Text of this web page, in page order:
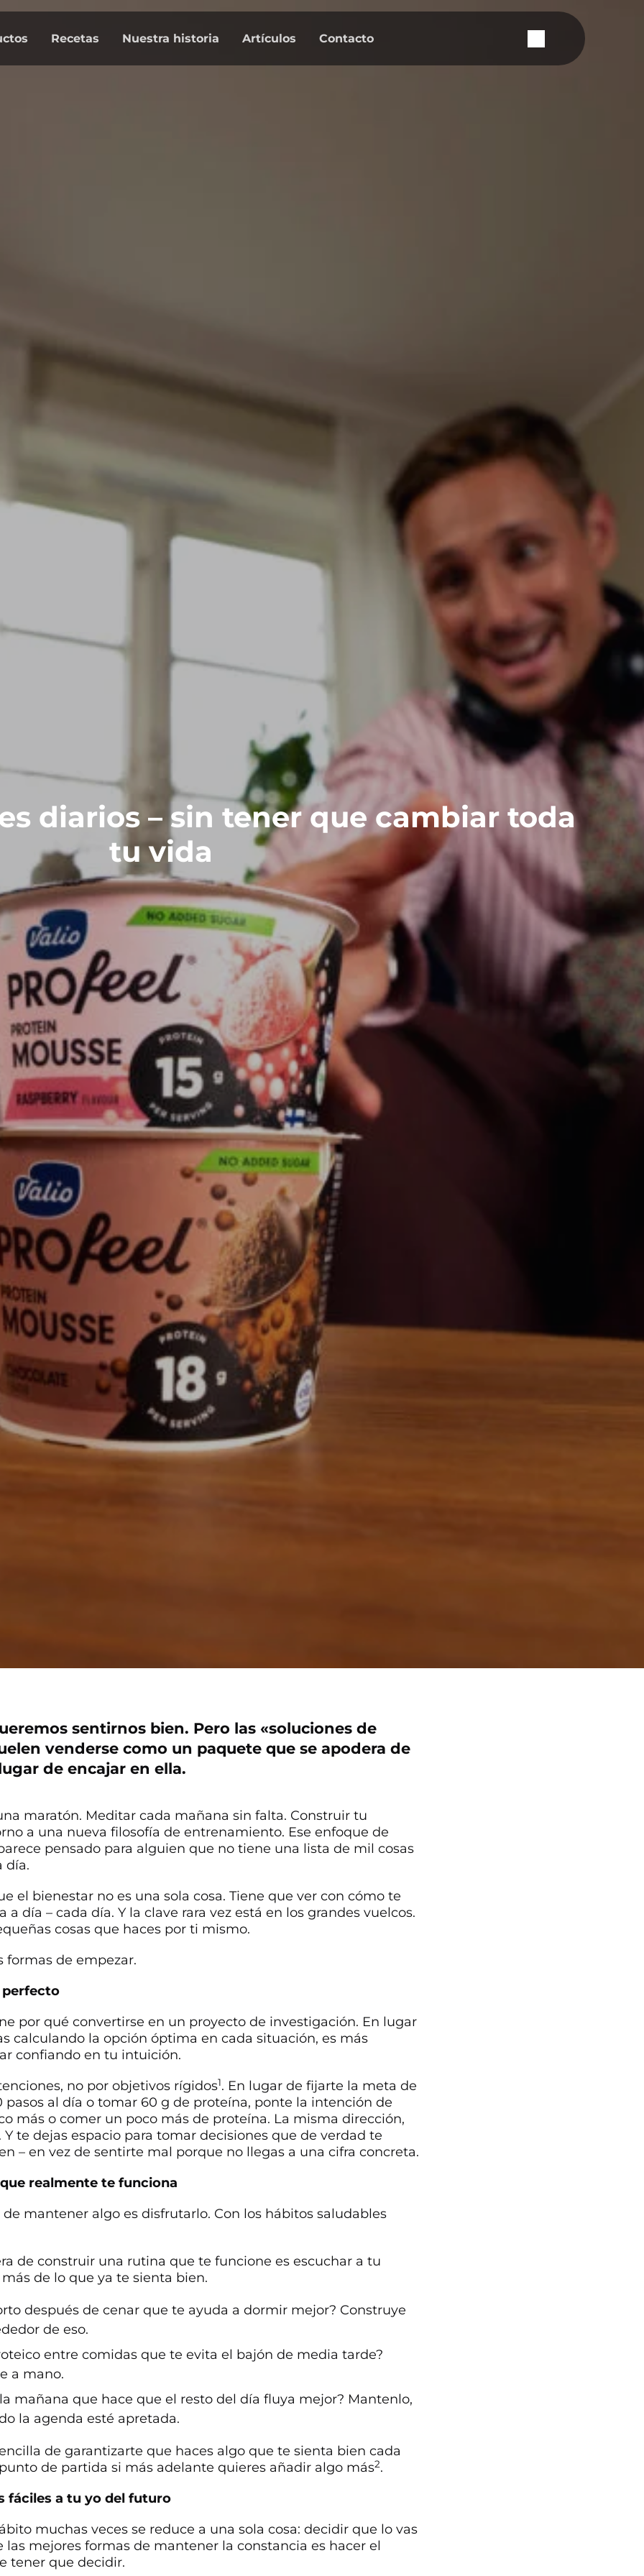
Recetas Nuestra historia Artículos Contacto
diarios – sin tener que cambiar toda
tu vida
sentirnos bien. Pero las «soluciones de
venderse como un paquete que se apodera de
de encajar en ella.
maratón. Meditar cada mañana sin falta. Construir tu
a una nueva filosofía de entrenamiento. Ese enfoque de
pensado para alguien que no tiene una lista de mil cosas
día.
el bienestar no es una sola cosa. Tiene que ver con cómo te
a día – cada día. Y la clave rara vez está en los grandes vuelcos.
cosas que haces por ti mismo.
formas de empezar.
perfecto
por qué convertirse en un proyecto de investigación. En lugar
calculando la opción óptima en cada situación, es más
confiando en tu intuición.
no por objetivos rígidos1. En lugar de fijarte la meta de
pasos al día o tomar 60 g de proteína, ponte la intención de
más o comer un poco más de proteína. La misma dirección,
Y te dejas espacio para tomar decisiones que de verdad te
– en vez de sentirte mal porque no llegas a una cifra concreta.
realmente te funciona
mantener algo es disfrutarlo. Con los hábitos saludables
de construir una rutina que te funcione es escuchar a tu
de lo que ya te sienta bien.
después de cenar que te ayuda a dormir mejor? Construye
de eso.
entre comidas que te evita el bajón de media tarde?
a mano.
mañana que hace que el resto del día fluya mejor? Mantenlo,
la agenda esté apretada.
de garantizarte que haces algo que te sienta bien cada
de partida si más adelante quieres añadir algo más2.
fáciles a tu yo del futuro
muchas veces se reduce a una sola cosa: decidir que lo vas
las mejores formas de mantener la constancia es hacer el
tener que decidir.